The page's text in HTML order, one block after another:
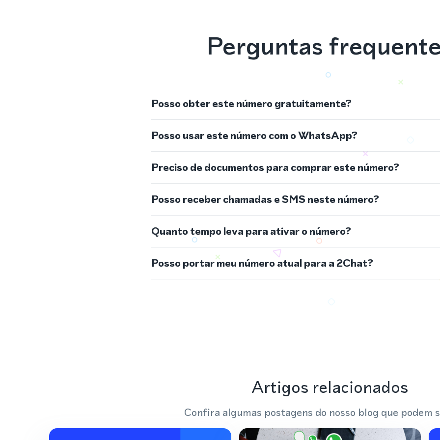
Perguntas
Posso obter este número gratuitamente?
Posso usar este número com o WhatsApp?
Preciso de documentos para comprar este número?
Posso receber chamadas e SMS neste número?
Quanto tempo leva para ativar o número?
Posso portar meu número atual para a 2Chat?
Artigos relacionados
Confira algumas postagens do nosso blog que podem